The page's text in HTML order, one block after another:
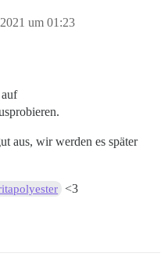
um 01:23
aus, wir werden es später
<3